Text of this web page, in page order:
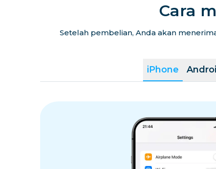
Cara
Setelah pembelian, Anda akan
iPhone